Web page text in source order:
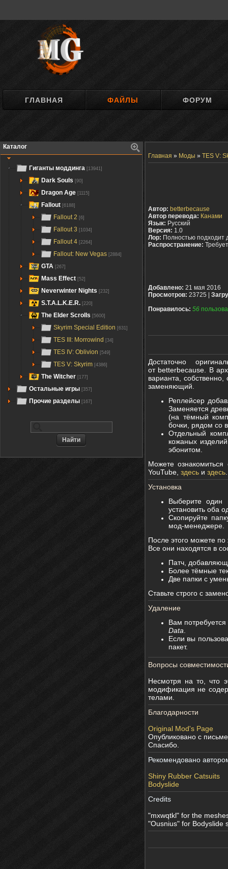
ГЛАВНАЯ ФАЙЛЫ ФОРУМ
Каталог
Гиганты моддинга [13941]
Dark Souls [90]
Dragon Age [1115]
Fallout [6188]
Fallout 2 [6]
Fallout 3 [1034]
Fallout 4 [2264]
Fallout: New Vegas [2884]
GTA [267]
Mass Effect [52]
Neverwinter Nights [232]
S.T.A.L.K.E.R. [220]
The Elder Scrolls [5600]
Skyrim Special Edition [631]
TES III: Morrowind [34]
TES IV: Oblivion [549]
TES V: Skyrim [4386]
The Witcher [177]
Остальные игры [357]
Прочие разделы [167]
Главная » Моды » TES V:
Автор: betterbecause
Автор перевода: Канами
Язык: Русский
Версия: 1.0
Лор: Полностью подходит
Распространение:
Добавлено: 21 мая 2016
Просмотров: 23725 |
Понравилось: 56
Достаточно
от betterbecause. В
варианта,
заменяющий.
Реплейсер
Заменяется
(на тёмный
бочки, рядом со
Отдельный
кожаных
эбонитом.
​Можете
YouTube, здесь и здесь
Установка
Выберите один
установить оба
Скопируйте
мод-менеджере.
После этого можете
Все они находятся в
Патч,
Более тёмные
Две папки с
​Ставьте строго с
Удаление
Вам
Data
Если вы
пакет.
Вопросы
Несмотря на то, что
модификация не
телами.
Благодарности
Original Mod's Page
Опубликовано с
Спасибо.
Рекомендовано
Shiny Rubber Catsuits
Bodyslide
Credits
"mxwqtkl" for the
"Ousnius" for Bodyslide